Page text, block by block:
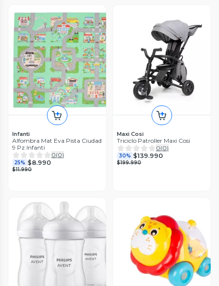
Infanti
Alfombra Mat Eva Pista Ciudad
9 Pz Infanti
0(0)
25% $8.990
$11.990
Maxi Cosi
Triciclo Patroller Maxi Cosi
0(0)
30% $139.990
$199.990